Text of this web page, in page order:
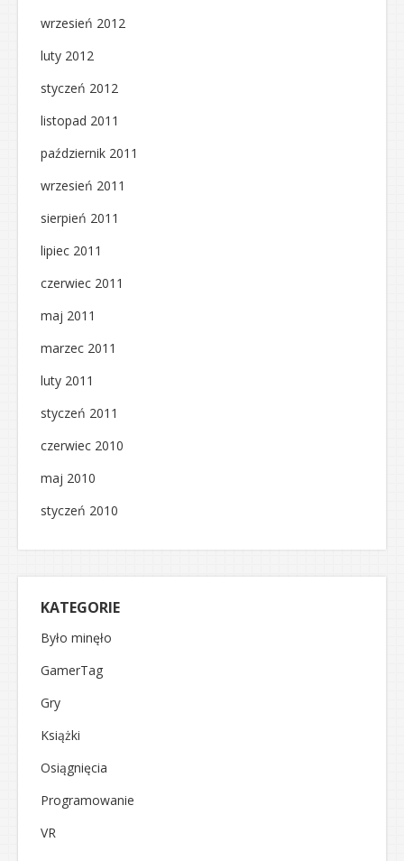
wrzesień 2012
luty 2012
styczeń 2012
listopad 2011
październik 2011
wrzesień 2011
sierpień 2011
lipiec 2011
czerwiec 2011
maj 2011
marzec 2011
luty 2011
styczeń 2011
czerwiec 2010
maj 2010
styczeń 2010
KATEGORIE
Było minęło
GamerTag
Gry
Książki
Osiągnięcia
Programowanie
VR